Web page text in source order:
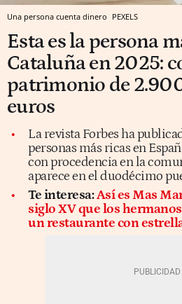
Una persona cuenta dinero PEXELS
Esta es la persona
Cataluña en 2025:
patrimonio de
euros
La revista Forbes ha
personas más ricas en
con procedencia en la
aparece en el duodécimo
Te interesa:Así es Mas
siglo XV que los
un restaurante con